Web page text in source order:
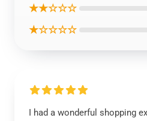
★★☆☆☆
★☆☆☆☆
I had a wonderful shopping